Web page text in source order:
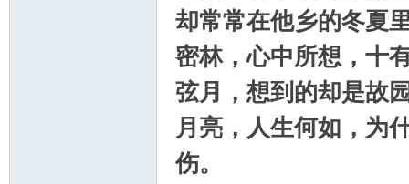
却常常在他乡的冬夏
密林，心中所想，十
弦月，想到的却是故
月亮，人生何如，为
伤。